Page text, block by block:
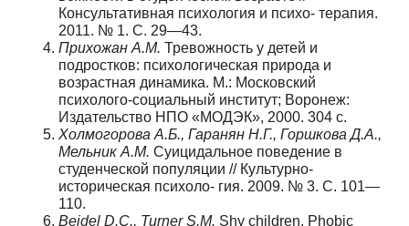
Консультативная психология и психо- терапия.
2011. № 1. С. 29—43.
Прихожан А.М. Тревожность у детей и
подростков: психологическая природа и
возрастная динамика. М.: Московский
психолого-социальный институт; Воронеж:
Издательство НПО «МОДЭК», 2000. 304 с.
Холмогорова А.Б., Гаранян Н.Г., Горшкова Д.А.,
Мельник А.М. Суицидальное поведение в
студенческой популяции // Культурно-
историческая психоло- гия. 2009. № 3. С. 101—
110.
Beidel D.C., Turner S.M. Shy children, Phobic